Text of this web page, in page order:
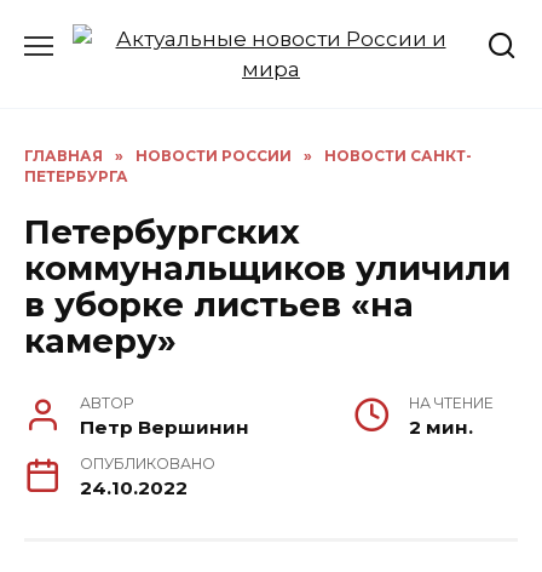
ГЛАВНАЯ » НОВОСТИ РОССИИ »
НОВОСТИ САНКТ-
ПЕТЕРБУРГА
Петербургских
коммунальщиков уличили
в уборке листьев «на
камеру»
АВТОР
Петр Вершинин
НА ЧТЕНИЕ
2 мин.
ОПУБЛИКОВАНО
24.10.2022